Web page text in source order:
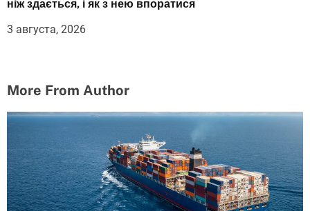
ніж здається, і як з нею впоратися
3 августа, 2026
More From Author